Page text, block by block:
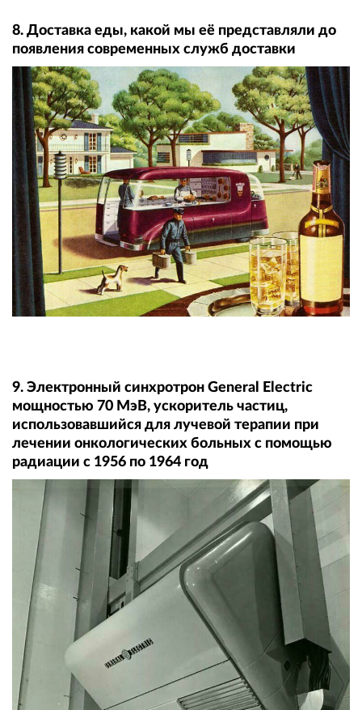
8. Доставка еды, какой мы её представляли до
появления современных служб доставки
9. Электронный синхротрон General Electric
мощностью 70 МэВ, ускоритель частиц,
использовавшийся для лучевой терапии при
лечении онкологических больных с помощью
радиации с 1956 по 1964 год